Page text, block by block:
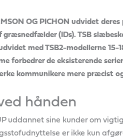
OG PICHON udvidet
græsnedfælder (IDs). TSB
med TSB2-modellerne 15-
forbedrer de eksisterende
kommunikere mere præcist
hånden
uddannet sine kunder om
er ikke kun